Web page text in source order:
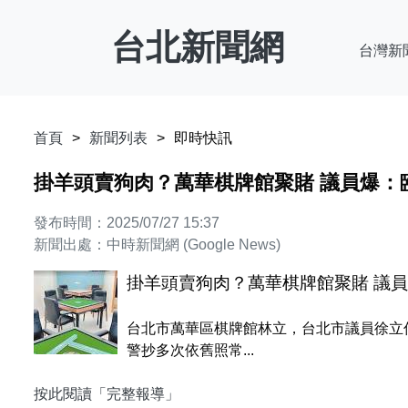
台北新聞網 台灣新
首頁 新聞列表 即時快訊
掛羊頭賣狗肉？萬華棋牌館聚賭 議員爆：
發布時間：2025/07/27 15:37
新聞出處：中時新聞網 (Google News)
掛羊頭賣狗肉？萬華棋牌館聚賭 議
台北市萬華區棋牌館林立，台北市議員徐
警抄多次依舊照常...
按此閱讀「完整報導」